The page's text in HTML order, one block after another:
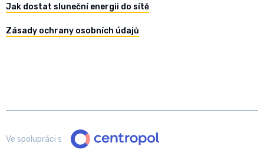
Jak dostat sluneční energii do sítě
Zásady ochrany osobních údajů
Ve spolupráci s